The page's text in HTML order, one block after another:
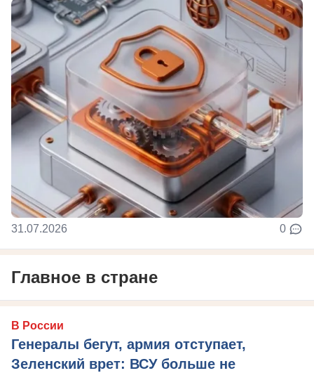
31.07.2026 0
Главное в стране
В России
Генералы бегут, армия отступает,
Зеленский врет: ВСУ больше не